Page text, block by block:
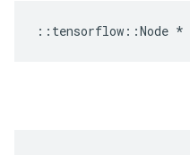
:: tensorflow ::Node *